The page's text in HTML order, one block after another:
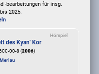
-bearbeitungen für insg.
2025.
Hörspiel
des Kyan' Kor
00-8 (2006)